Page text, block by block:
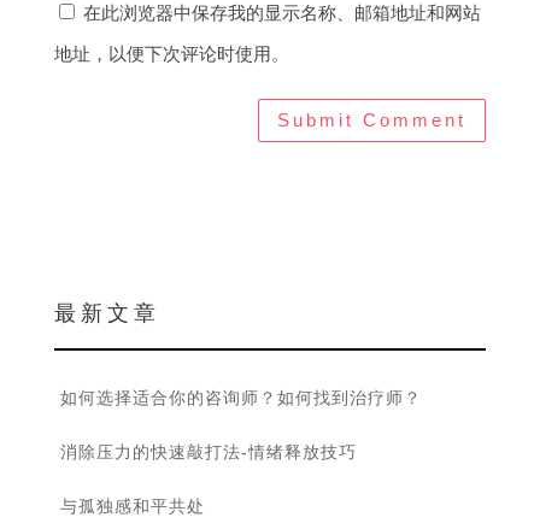
在此浏览器中保存我的显示名称、邮箱地址和网站
地址，以便下次评论时使用。
最 新 文 章
如何选择适合你的咨询师？如何找到治疗师？
消除压力的快速敲打法-情绪释放技巧
与孤独感和平共处